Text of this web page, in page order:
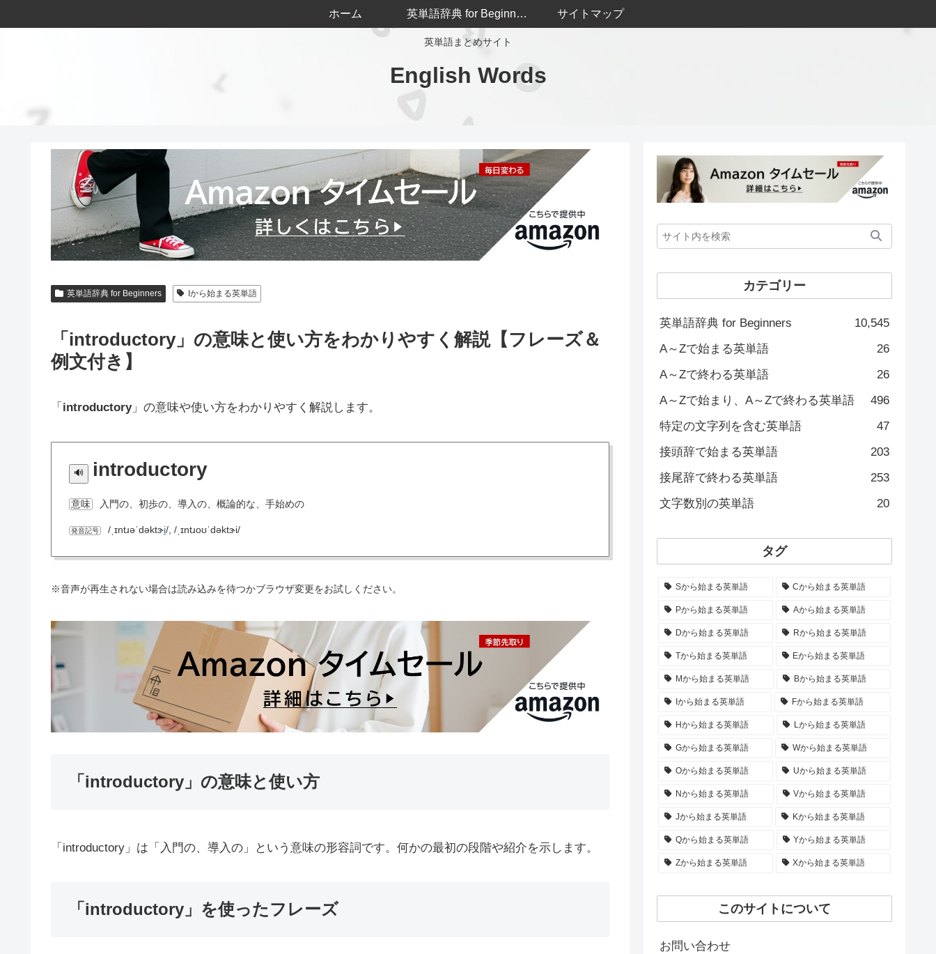
英単語まとめサイト
English Words
ホーム 英単語辞典 for Beginners サイトマップ
英単語辞典 for Beginners Iから始まる英単語
「introductory」の意味と使い方をわかりやすく解説【フレーズ＆
例文付き】
「 introductory」の意味や使い方をわかりやすく解説します。
introductory
意味 入門の、初歩の、導入の、概論的な、手始めの
発音記号 /ˌɪntɹəˈdəktɝi/, /ˌɪntɹoʊˈdəktɝi/
※音声が再生されない場合は読み込みを待つかブラウザ変更をお試しください。
「introductory」の意味と使い方
「introductory」は「入門の、導入の」という意味の形容詞です。何かの最初の段階や紹介を示します。
「introductory」を使ったフレーズ
カテゴリー
英単語辞典 for Beginners
10,545
A～Zで始まる英単語
26
A～Zで終わる英単語
26
A～Zで始まり、A～Zで終わる英単語
496
特定の文字列を含む英単語
47
接頭辞で始まる英単語
203
接尾辞で終わる英単語
253
文字数別の英単語
20
タグ
Sから始まる英単語 Cから始まる英単語
Pから始まる英単語 Aから始まる英単語
Dから始まる英単語 Rから始まる英単語
Tから始まる英単語 Eから始まる英単語
Mから始まる英単語 Bから始まる英単語
Iから始まる英単語 Fから始まる英単語
Hから始まる英単語 Lから始まる英単語
Gから始まる英単語 Wから始まる英単語
Oから始まる英単語 Uから始まる英単語
Nから始まる英単語 Vから始まる英単語
Jから始まる英単語 Kから始まる英単語
Qから始まる英単語 Yから始まる英単語
Zから始まる英単語 Xから始まる英単語
このサイトについて
お問い合わせ